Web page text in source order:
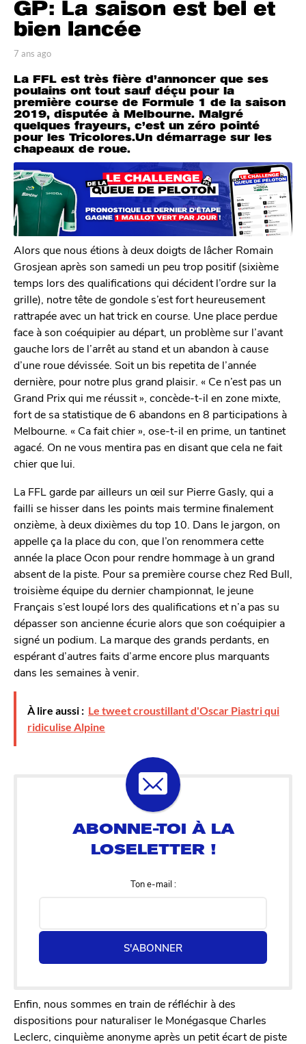
a
n
s
a
o
6
a
n
s
a
g
o
GP: La saison est bel et
bien lancée
p
r
L
o
u
i
s
o
u
l
e
t
7 ans ago
n
s
a
g
o
La FFL est très fière d’annoncer que ses
poulains ont tout sauf déçu pour la
première course de Formule 1 de la saison
2019, disputée à Melbourne. Malgré
quelques frayeurs, c’est un zéro pointé
pour les Tricolores.Un démarrage sur les
chapeaux de roue.
Alors que nous étions à deux doigts de lâcher Romain
Grosjean après son samedi un peu trop positif (sixième
temps lors des qualifications qui décident l’ordre sur la
grille), notre tête de gondole s’est fort heureusement
rattrapée avec un hat trick en course. Une place perdue
face à son coéquipier au départ, un problème sur l’avant
gauche lors de l’arrêt au stand et un abandon à cause
d’une roue dévissée. Soit un bis repetita de l’année
dernière, pour notre plus grand plaisir. « Ce n’est pas un
Grand Prix qui me réussit », concède-t-il en zone mixte,
fort de sa statistique de 6 abandons en 8 participations à
Melbourne. « Ca fait chier », ose-t-il en prime, un tantinet
agacé. On ne vous mentira pas en disant que cela ne fait
chier que lui.
La FFL garde par ailleurs un œil sur Pierre Gasly, qui a
failli se hisser dans les points mais termine finalement
onzième, à deux dixièmes du top 10. Dans le jargon, on
appelle ça la place du con, que l’on renommera cette
année la place Ocon pour rendre hommage à un grand
absent de la piste. Pour sa première course chez Red Bull,
troisième équipe du dernier championnat, le jeune
Français s’est loupé lors des qualifications et n’a pas su
dépasser son ancienne écurie alors que son coéquipier a
signé un podium. La marque des grands perdants, en
espérant d’autres faits d’arme encore plus marquants
dans les semaines à venir.
À lire aussi : Le tweet croustillant d'Oscar Piastri qui
ridiculise Alpine
Ton e-mail :
S'ABONNER
Enfin, nous sommes en train de réfléchir à des
dispositions pour naturaliser le Monégasque Charles
Leclerc, cinquième anonyme après un petit écart de piste